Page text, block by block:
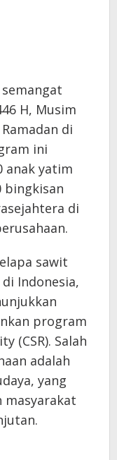
H, Musim
di
ini
anak yatim
bingkisan
di
sawit
Indonesia,
program
(CSR). Salah
adalah
yang
masyarakat